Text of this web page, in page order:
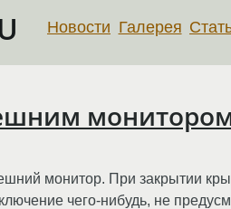
Новости Галерея
монитор. При закрытии
чего-нибудь, не